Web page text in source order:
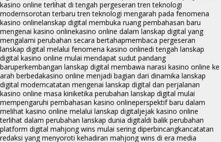
kasino online terlihat di tengah pergeseran tren teknologi
modernsorotan terbaru tren teknologi mengarah pada fenomena
kasino onlinelanskap digital membuka ruang pembahasan baru
mengenai kasino onlinekasino online dalam lanskap digital yang
mengalami perubahan secara bertahapmembaca pergeseran
lanskap digital melalui fenomena kasino onlinedi tengah lanskap
digital kasino online mulai mendapat sudut pandang
baruperkembangan lanskap digital membawa narasi kasino online ke
arah berbedakasino online menjadi bagian dari dinamika lanskap
digital moderncatatan mengenai lanskap digital dan perjalanan
kasino online masa kiniketika perubahan lanskap digital mulai
mempengaruhi pembahasan kasino onlineperspektif baru dalam
melihat kasino online melalui lanskap digitaljejak kasino online
terlihat dalam perubahan lanskap dunia digitaldi balik perubahan
platform digital mahjong wins mulai sering diperbincangkancatatan
redaksi yang menyoroti kehadiran mahjong wins di era media